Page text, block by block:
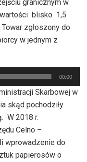
granicznym w
wartości blisko 1,5
zgłoszony do
w jednym z
00:00
Skarbowej w
skąd pochodziły
W 2018 r.
Celno –
wprowadzenie do
papierosów o